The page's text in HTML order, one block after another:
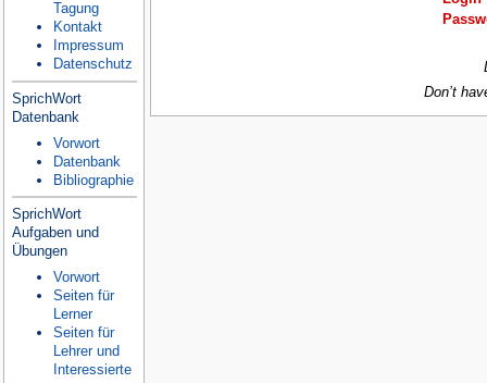
Don’t
Tagung
Kontakt
Impressum
Datenschutz
SprichWort
Datenbank
Vorwort
Datenbank
Bibliographie
SprichWort
Aufgaben und
Übungen
Vorwort
Seiten für
Lerner
Seiten für
Lehrer und
Interessierte